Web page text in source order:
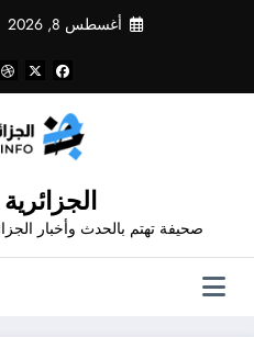
أغسطس 8, 2026
الجزائرية
صحيفة تهتم بالحدث وأخبار